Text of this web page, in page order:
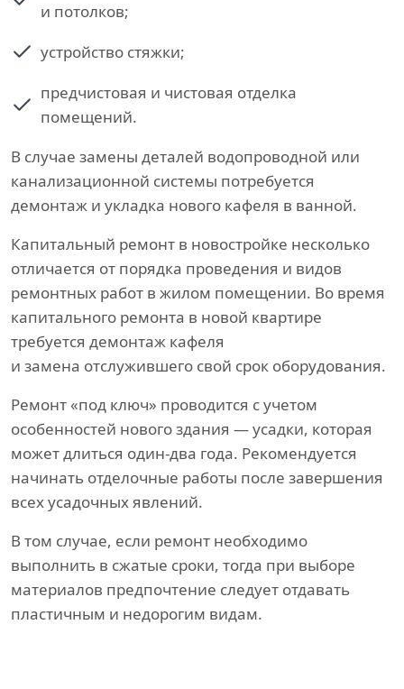
и потолков;
устройство стяжки;
предчистовая и чистовая отделка
помещений.
В случае замены деталей водопроводной или
канализационной системы потребуется
демонтаж и укладка нового кафеля в ванной.
Капитальный ремонт в новостройке несколько
отличается от порядка проведения и видов
ремонтных работ в жилом помещении. Во время
капитального ремонта в новой квартире
требуется демонтаж кафеля
и замена отслужившего свой срок оборудования.
Ремонт «под ключ» проводится с учетом
особенностей нового здания — усадки, которая
может длиться один-два года. Рекомендуется
начинать отделочные работы после завершения
всех усадочных явлений.
В том случае, если ремонт необходимо
выполнить в сжатые сроки, тогда при выборе
материалов предпочтение следует отдавать
пластичным и недорогим видам.